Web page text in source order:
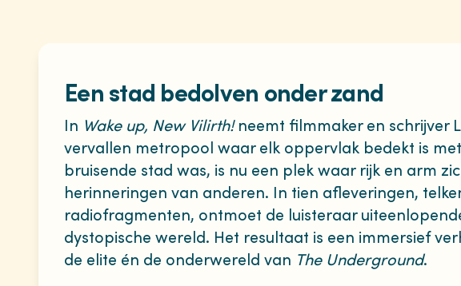
Een stad bedolven onder zand
In Wake up, New Vilirth!neemt filmmaker en schrijver
vervallen metropool waar elk oppervlak bedekt is
bruisende stad was, is nu een plek waar rijk en arm
herinneringen van anderen. In tien afleveringen,
radiofragmenten, ontmoet de luisteraar
dystopische wereld. Het resultaat is een immersief
de elite én de onderwereld van The Underground.